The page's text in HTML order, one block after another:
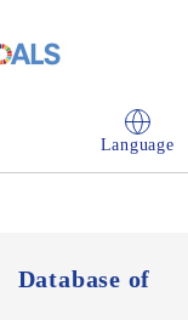
Language
Database of